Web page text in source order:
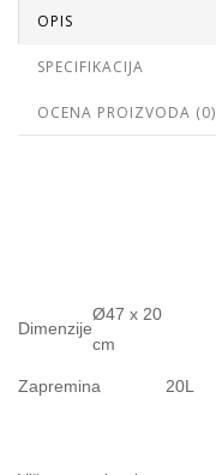
OPIS
SPECIFIKACIJA
OCENA PROIZVODA (0)
Dimenzije
Ø47 x 20
cm
Zapremina 20L